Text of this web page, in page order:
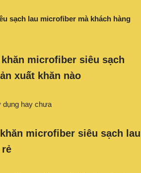
sạch lau microfiber mà khách hàng
microfiber siêu sạch
xuất khăn nào
dụng hay chưa
microfiber siêu sạch lau